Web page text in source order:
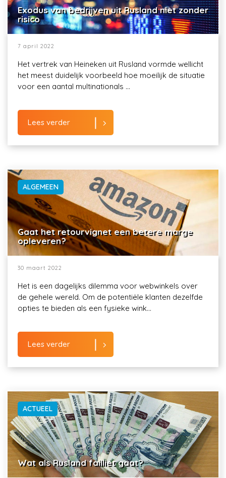
Exodus van bedrijven uit Rusland niet zonder
risico
7 april 2022
Het vertrek van Heineken uit Rusland vormde wellicht
het meest duidelijk voorbeeld hoe moeilijk de situatie
voor een aantal multinationals ...
Lees verder
ALGEMEEN
Gaat het retourvignet een betere marge
opleveren?
30 maart 2022
Het is een dagelijks dilemma voor webwinkels over
de gehele wereld. Om de potentiële klanten dezelfde
opties te bieden als een fysieke wink...
Lees verder
ACTUEEL
Wat als Rusland failliet gaat?